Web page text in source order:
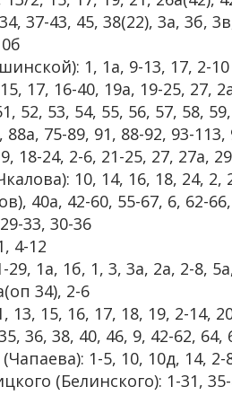
37-43, 45, 38(22), 3а, 3б,
1, 1а, 9-13, 17, 2-10
17, 16-40, 19а, 19-25, 27,
52, 53, 54, 55, 56, 57, 58,
88а, 75-89, 91, 88-92, 93-113,
18-24, 2-6, 21-25, 27, 27а,
10, 14, 16, 18, 24, 2,
40а, 42-60, 55-67, 6, 62-
33, 30-36
4-12
1а, 1б, 1, 3, 3а, 2а, 2-8,
34), 2-6
13, 15, 16, 17, 18, 19, 2-14,
36, 38, 40, 46, 9, 42-62, 64,
1-5, 10, 10д, 14, 2-
(Белинского): 1-31, 35-